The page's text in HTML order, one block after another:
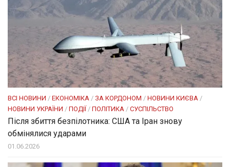
ВСІ НОВИНИ / ЕКОНОМІКА / ЗА КОРДОНОМ / НОВИНИ КИЄВА /
НОВИНИ УКРАЇНИ / ПОДІЇ / ПОЛІТИКА / СУСПІЛЬСТВО
Після збиття безпілотника: США та Іран знову
обмінялися ударами
01.06.2026